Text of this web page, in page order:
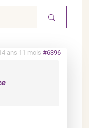
ans 11 mois #6396